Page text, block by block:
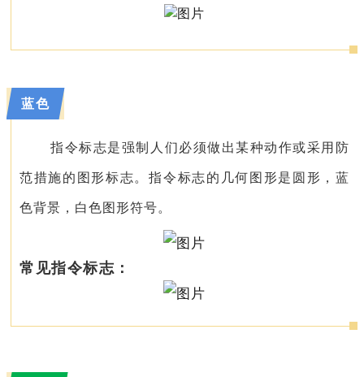
蓝色
指令标志是强制人们必须做出某种动作或采用防
范措施的图形标志。指令标志的几何图形是圆形，蓝
色背景，白色图形符号。
常见指令标志：